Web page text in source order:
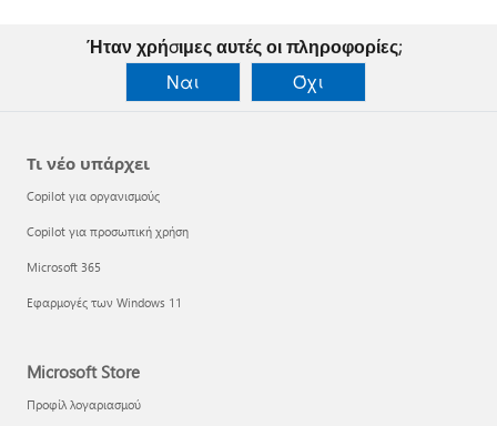
Ήταν χρήσιμες αυτές οι πληροφορίες;
Ναι
Όχι
Τι νέο υπάρχει
Copilot για οργανισμούς
Copilot για προσωπική χρήση
Microsoft 365
Εφαρμογές των Windows 11
Microsoft Store
Προφίλ λογαριασμού